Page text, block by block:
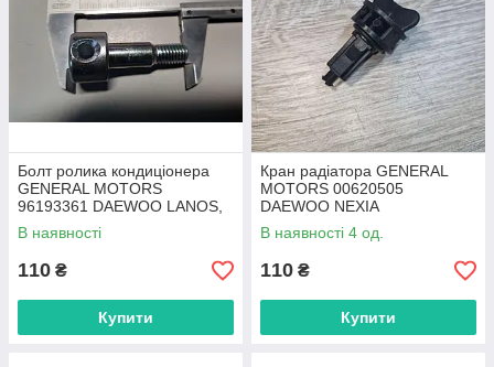
Болт ролика кондиціонера
GENERAL MOTORS
96193361 DAEWOO LANOS,
NEXIA
В наявності
110 ₴
Купити
Кран радіатора GENERAL
MOTORS 00620505
DAEWOO NEXIA
В наявності 4 од.
110 ₴
Купити